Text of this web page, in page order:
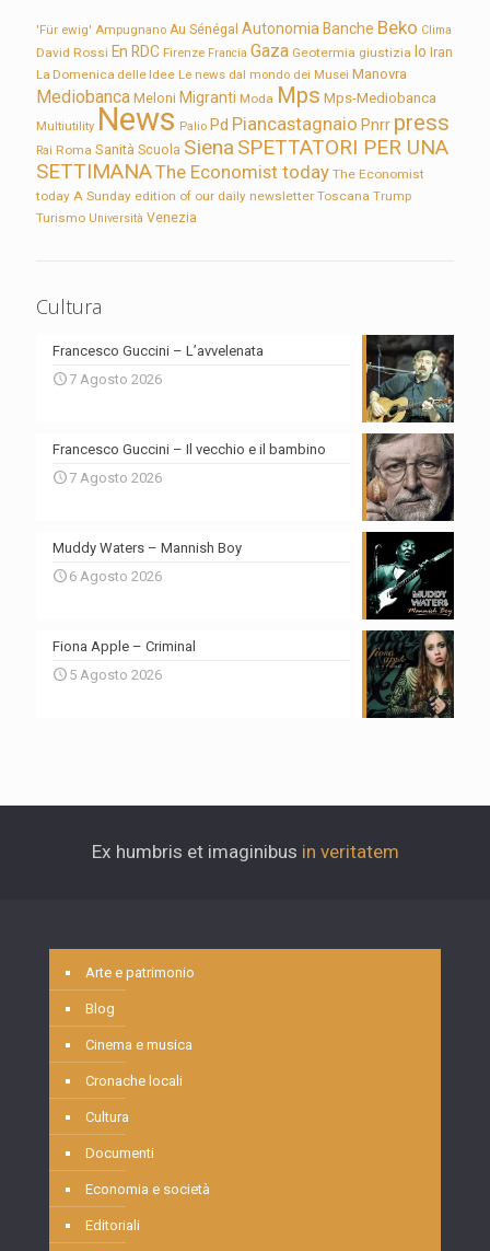
'Für ewig' Ampugnano Au Sénégal Autonomia Banche Beko Clima
David Rossi En RDC Firenze Francia Gaza Geotermia giustizia Io Iran
La Domenica delle Idee Le news dal mondo dei Musei Manovra
Mediobanca Meloni Migranti Moda Mps Mps-Mediobanca
Multiutility News Palio Pd Piancastagnaio Pnrr press
Rai Roma Sanità Scuola Siena SPETTATORI PER UNA
SETTIMANAThe Economist today The Economist
today A Sunday edition of our daily newsletter Toscana Trump
Turismo Università Venezia
Cultura
Francesco Guccini – L’avvelenata
7 Agosto 2026
Francesco Guccini – Il vecchio e il bambino
7 Agosto 2026
Muddy Waters – Mannish Boy
6 Agosto 2026
Fiona Apple – Criminal
5 Agosto 2026
Ex humbris et imaginibus in veritatem
Arte e patrimonio
Blog
Cinema e musica
Cronache locali
Cultura
Documenti
Economia e società
Editoriali